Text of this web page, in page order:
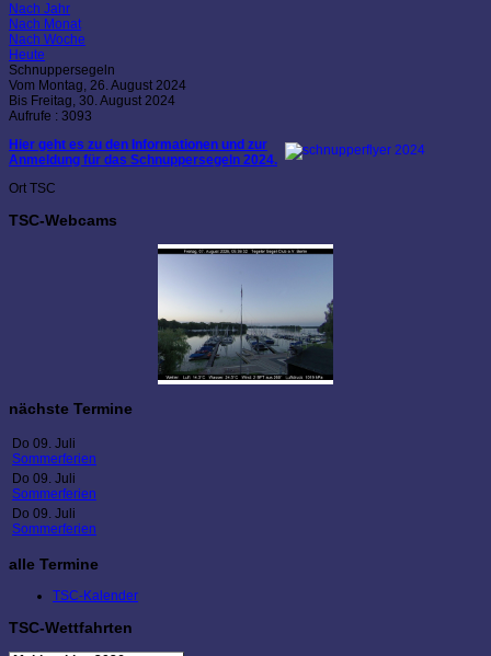
Nach Jahr
Nach Monat
Nach Woche
Heute
Schnuppersegeln
Vom Montag, 26. August 2024
Bis Freitag, 30. August 2024
Aufrufe : 3093
Hier geht es zu den Informationen und zur
Anmeldung für das Schnuppersegeln 2024.
Ort TSC
TSC-Webcams
nächste Termine
Do 09. Juli
Sommerferien
Do 09. Juli
Sommerferien
Do 09. Juli
Sommerferien
alle Termine
TSC-Kalender
TSC-Wettfahrten